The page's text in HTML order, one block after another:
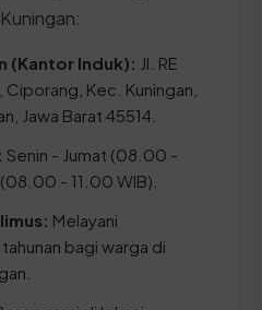
(Kantor Induk): Jl. RE
Kec. Kuningan,
Jawa Barat 45514.
Senin - Jumat (08.00 -
- 11.00 WIB).
Melayani
bagi warga di